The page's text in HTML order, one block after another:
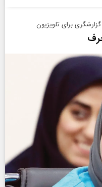
برای تلویزیون